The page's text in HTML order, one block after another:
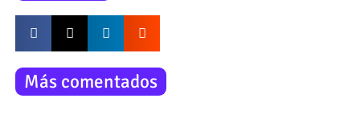
Más comentados